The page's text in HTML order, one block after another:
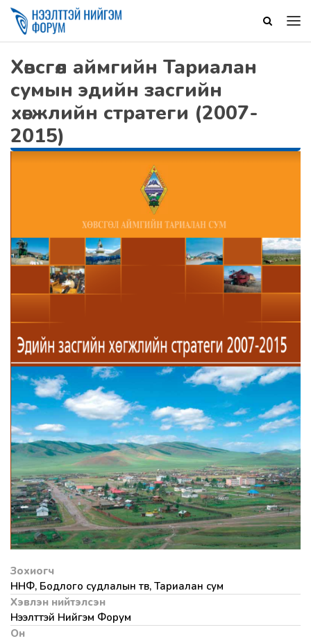
Хөвсгөл аймгийн Тариалан
сумын эдийн засгийн
хөгжлийн стратеги (2007-
2015)
Зохиогч
ННФ, Бодлого судлалын төв, Тариалан сум
Хэвлэн нийтэлсэн
Нээлттэй Нийгэм Форум
Он